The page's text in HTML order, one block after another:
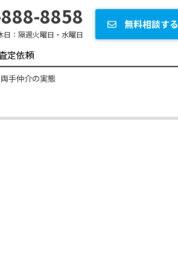
8858
日： 隔週火曜日・水曜日
無料相談する
定依頼
手仲介の実態